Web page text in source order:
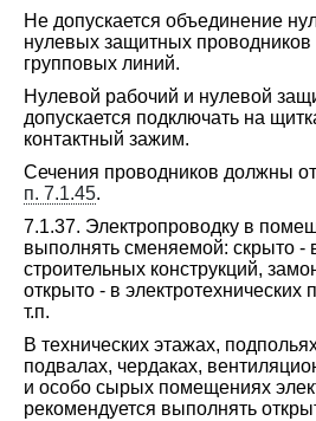
Не допускается объединение
нулевых защитных проводников
групповых линий.
Нулевой рабочий и нулевой
допускается подключать на
контактный зажим.
Сечения проводников должны
п. 7.1.45.
7.1.37. Электропроводку в
выполнять сменяемой: скрыто -
строительных конструкций,
открыто - в электротехнических
т.п.
В технических этажах,
подвалах, чердаках,
и особо сырых помещениях
рекомендуется выполнять